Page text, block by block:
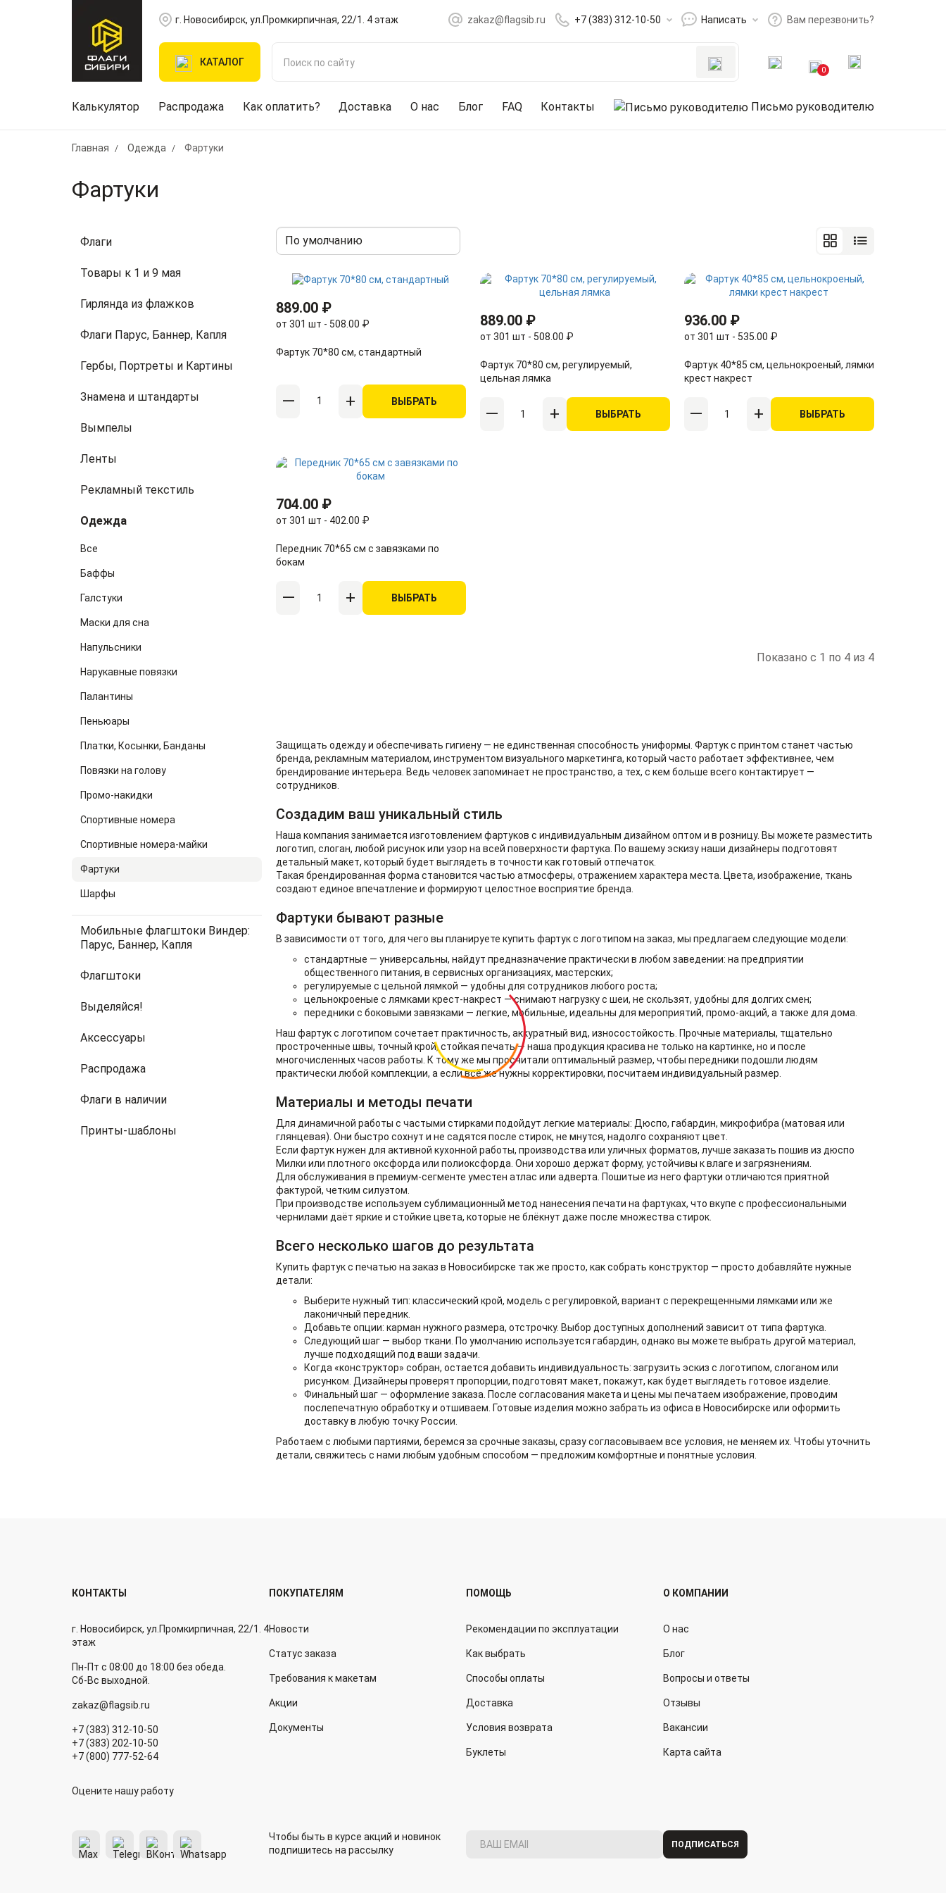
г. Новосибирск, ул.Промкирпичная, 22/1. 4 этаж zakaz@flagsib.ru +7 (383) 312-10-50 Написать Вам перезвонить?
КАТАЛОГ
0
Калькулятор Распродажа Как оплатить? Доставка О нас Блог FAQ Контакты Письмо руководителю
Главная Одежда Фартуки
Фартуки
Флаги
Товары к 1 и 9 мая
Гирлянда из флажков
Флаги Парус, Баннер, Капля
Гербы, Портреты и Картины
Знамена и штандарты
Вымпелы
Ленты
Рекламный текстиль
Одежда
Все
Баффы
Галстуки
Маски для сна
Напульсники
Нарукавные повязки
Палантины
Пеньюары
Платки, Косынки, Банданы
Повязки на голову
Промо-накидки
Спортивные номера
Спортивные номера-майки
Фартуки
Шарфы
Мобильные флагштоки Виндер:
Парус, Баннер, Капля
Флагштоки
Выделяйся!
Аксессуары
Распродажа
Флаги в наличии
Принты-шаблоны
889.00 ₽
от 301 шт - 508.00 ₽
Фартук 70*80 см, стандартный
ВЫБРАТЬ
889.00 ₽
от 301 шт - 508.00 ₽
Фартук 70*80 см, регулируемый,
цельная лямка
ВЫБРАТЬ
936.00 ₽
от 301 шт - 535.00 ₽
Фартук 40*85 см, цельнокроеный, лямки
крест накрест
ВЫБРАТЬ
704.00 ₽
от 301 шт - 402.00 ₽
Передник 70*65 см с завязками по
бокам
ВЫБРАТЬ
Показано с 1 по 4 из 4
Защищать одежду и обеспечивать гигиену — не единственная способность униформы. Фартук с принтом станет частью
бренда, рекламным материалом, инструментом визуального маркетинга, который часто работает эффективнее, чем
брендирование интерьера. Ведь человек запоминает не пространство, а тех, с кем больше всего контактирует —
сотрудников.
Создадим ваш уникальный стиль
Наша компания занимается изготовлением фартуков с индивидуальным дизайном оптом и в розницу. Вы можете разместить
логотип, слоган, любой рисунок или узор на всей поверхности фартука. По вашему эскизу наши дизайнеры подготовят
детальный макет, который будет выглядеть в точности как готовый отпечаток.
Такая брендированная форма становится частью атмосферы, отражением характера места. Цвета, изображение, ткань
создают единое впечатление и формируют целостное восприятие бренда.
Фартуки бывают разные
В зависимости от того, для чего вы планируете купить фартук с логотипом на заказ, мы предлагаем следующие модели:
стандартные — универсальны, найдут предназначение практически в любом заведении: на предприятии
общественного питания, в сервисных организациях, мастерских;
регулируемые с цельной лямкой — удобны для сотрудников любого роста;
цельнокроеные с лямками крест-накрест — снимают нагрузку с шеи, не скользят, удобны для долгих смен;
передники с боковыми завязками — легкие, мобильные, идеальны для мероприятий, промо-акций, а также для дома.
Наш фартук с логотипом сочетает практичность, аккуратный вид, износостойкость. Прочные материалы, тщательно
простроченные швы, точный крой, стойкая печать — наша продукция красива не только на картинке, но и после
многочисленных часов работы. К тому же мы просчитали оптимальный размер, чтобы передники подошли людям
практически любой комплекции, а если всё же нужны корректировки, посчитаем индивидуальный размер.
Материалы и методы печати
Для динамичной работы с частыми стирками подойдут легкие материалы: Дюспо, габардин, микрофибра (матовая или
глянцевая). Они быстро сохнут и не садятся после стирок, не мнутся, надолго сохраняют цвет.
Если фартук нужен для активной кухонной работы, производства или уличных форматов, лучше заказать пошив из дюспо
Милки или плотного оксфорда или полиоксфорда. Они хорошо держат форму, устойчивы к влаге и загрязнениям.
Для обслуживания в премиум-сегменте уместен атлас или адверта. Пошитые из него фартуки отличаются приятной
фактурой, четким силуэтом.
При производстве используем сублимационный метод нанесения печати на фартуках, что вкупе с профессиональными
чернилами даёт яркие и стойкие цвета, которые не блёкнут даже после множества стирок.
Всего несколько шагов до результата
Купить фартук с печатью на заказ в Новосибирске так же просто, как собрать конструктор — просто добавляйте нужные
детали:
Выберите нужный тип: классический крой, модель с регулировкой, вариант с перекрещенными лямками или же
лаконичный передник.
Добавьте опции: карман нужного размера, отстрочку. Выбор доступных дополнений зависит от типа фартука.
Следующий шаг — выбор ткани. По умолчанию используется габардин, однако вы можете выбрать другой материал,
лучше подходящий под ваши задачи.
Когда «конструктор» собран, остается добавить индивидуальность: загрузить эскиз с логотипом, слоганом или
рисунком. Дизайнеры проверят пропорции, подготовят макет, покажут, как будет выглядеть готовое изделие.
Финальный шаг — оформление заказа. После согласования макета и цены мы печатаем изображение, проводим
послепечатную обработку и отшиваем. Готовые изделия можно забрать из офиса в Новосибирске или оформить
доставку в любую точку России.
Работаем с любыми партиями, беремся за срочные заказы, сразу согласовываем все условия, не меняем их. Чтобы уточнить
детали, свяжитесь с нами любым удобным способом — предложим комфортные и понятные условия.
КОНТАКТЫ
г. Новосибирск, ул.Промкирпичная, 22/1. 4
этаж
Пн-Пт с 08:00 до 18:00 без обеда.
Сб-Вс выходной.
zakaz@flagsib.ru
+7 (383) 312-10-50
+7 (383) 202-10-50
+7 (800) 777-52-64
Оцените нашу работу
ПОКУПАТЕЛЯМ
Новости
Статус заказа
Требования к макетам
Акции
Документы
ПОМОЩЬ
Рекомендации по эксплуатации
Как выбрать
Способы оплаты
Доставка
Условия возврата
Буклеты
О КОМПАНИИ
О нас
Блог
Вопросы и ответы
Отзывы
Вакансии
Карта сайта
Чтобы быть в курсе акций и новинок
подпишитесь на рассылку
ПОДПИСАТЬСЯ